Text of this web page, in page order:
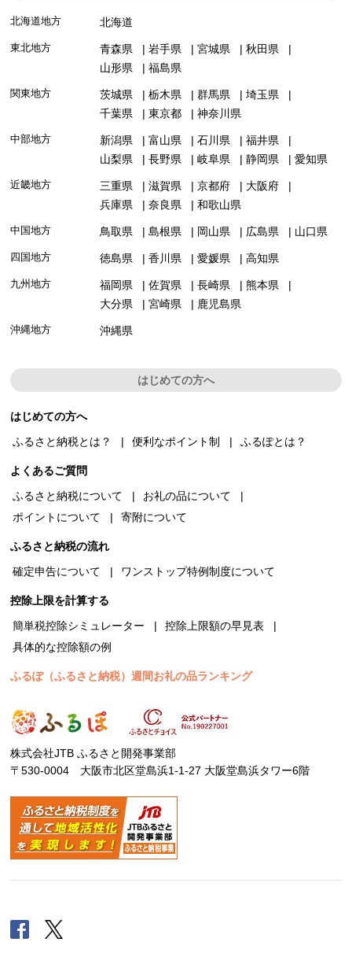
北海道地方 北海道
東北地方 青森県 岩手県 宮城県
秋田県
山形県
福島県
関東地方 茨城県 栃木県 群馬県
埼玉県
千葉県
東京都 神奈川県
中部地方 新潟県 富山県 石川県
福井県
山梨県
長野県 岐阜県 静岡県 愛知県
近畿地方 三重県 滋賀県 京都府
大阪府
兵庫県
奈良県 和歌山県
中国地方 鳥取県 島根県 岡山県 広島県 山口県
四国地方 徳島県 香川県 愛媛県 高知県
九州地方 福岡県 佐賀県 長崎県
熊本県
大分県
宮崎県 鹿児島県
沖縄地方 沖縄県
はじめての方へ
はじめての方へ
ふるさと納税とは？
便利なポイント制 ふるぽとは？
よくあるご質問
ふるさと納税について
お礼の品について
ポイントについて
寄附について
ふるさと納税の流れ
確定申告について
ワンストップ特例制度について
控除上限を計算する
簡単税控除シミュレーター
控除上限額の早見表
具体的な控除額の例
ふるぽ（ふるさと納税）週間お礼の品ランキング
株式会社JTB ふるさと開発事業部
〒530-0004 大阪市北区堂島浜1-1-27 大阪堂島浜タワー6階
Facebook